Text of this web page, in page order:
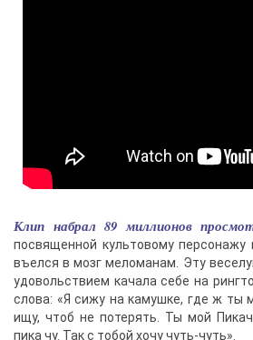
Клип набрал 89 миллионов
посвященной культовому персонажу
въелся в мозг меломанам. Эту
удовольствием качала себе на
слова: «Я сижу на камушке, где ж ты
ищу, чтоб не потерять. Ты мой
пика чу. Так с тобой хочу чуть-чуть».